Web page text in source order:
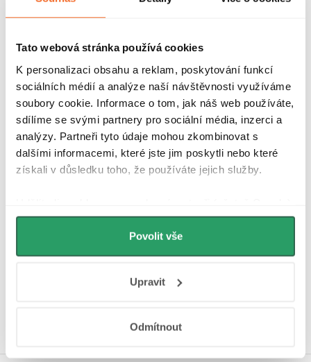
Tato webová stránka používá cookies
K personalizaci obsahu a reklam, poskytování funkcí
sociálních médií a analýze naší návštěvnosti využíváme
soubory cookie. Informace o tom, jak náš web používáte,
sdílíme se svými partnery pro sociální média, inzerci a
analýzy. Partneři tyto údaje mohou zkombinovat s
dalšími informacemi, které jste jim poskytli nebo které
získali v důsledku toho, že používáte jejich služby.
můžeme používat cookies pro analytiku a
personalizovanou reklamu. Jak Google zpracovává
osobní údaje najdete na stránkách
Povolit vše
Upravit
Odmítnout
Diskuse
Značka
Další inspirace
Hodnocení zákazníků